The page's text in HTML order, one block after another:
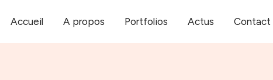
Accueil A propos Portfolios Actus Contact